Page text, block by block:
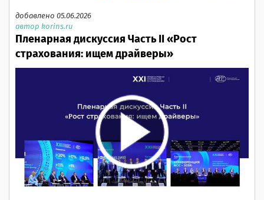
добавлено 05.06.2026
автор korins.ru
Пленарная дискуссия Часть II «Рост
страхования: ищем драйверы»